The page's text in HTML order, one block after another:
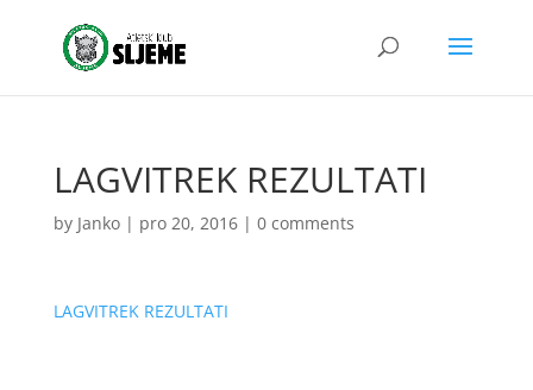
LAGVITREK REZULTATI
by Janko| pro 20, 2016| 0 comments
LAGVITREK REZULTATI